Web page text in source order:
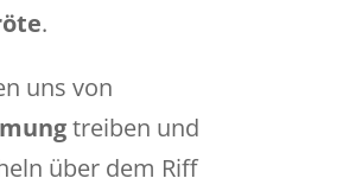
.
uns von
treiben und
über dem Riff